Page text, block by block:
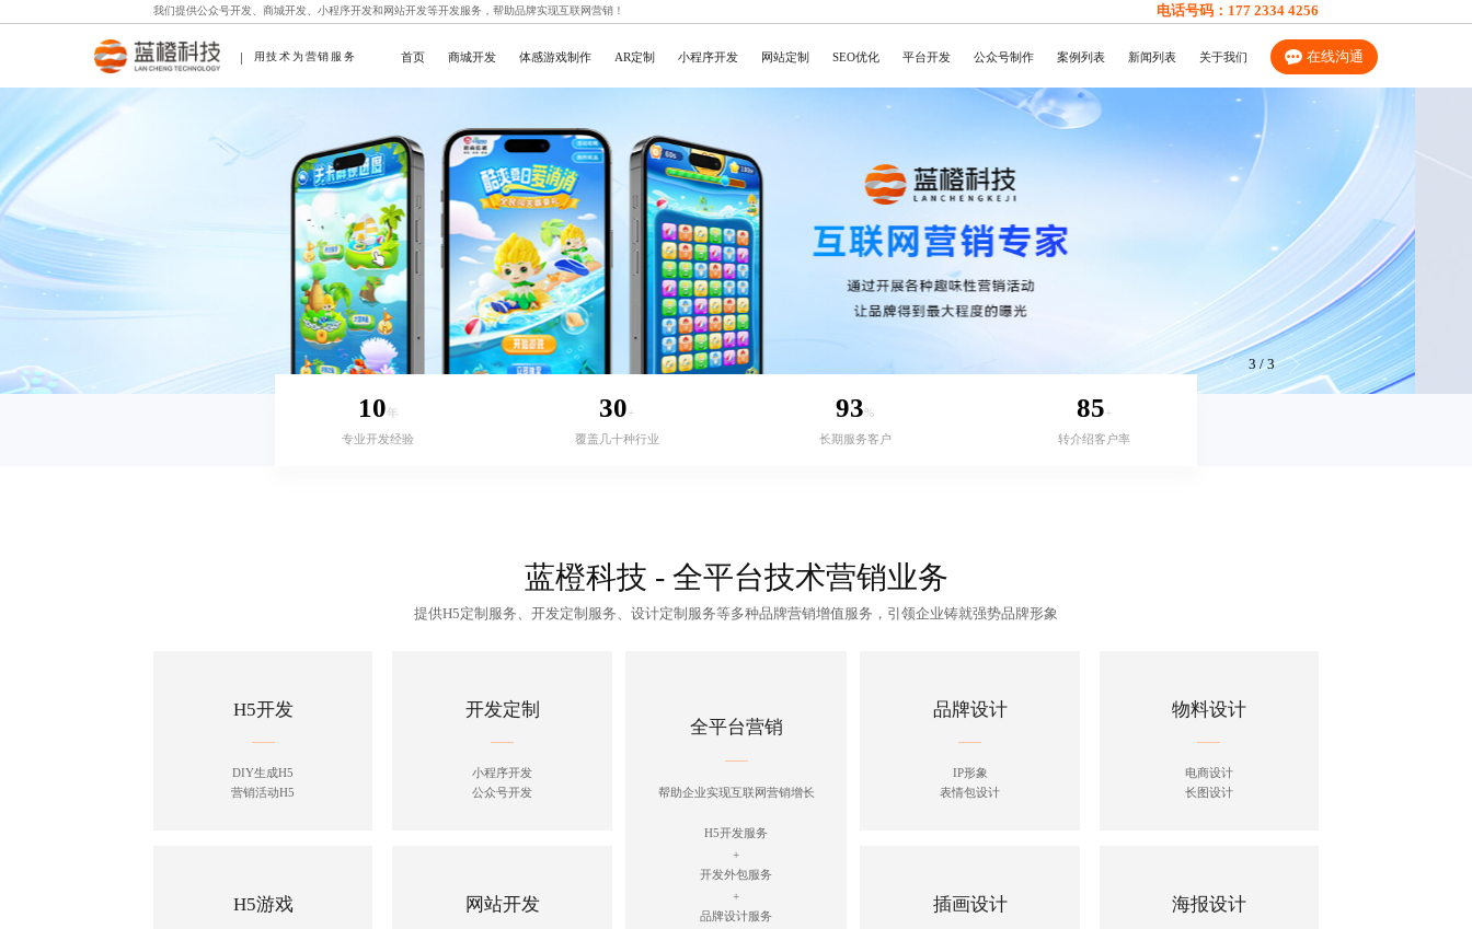
我们提供公众号开发 商城开发 小程序开发和网站开发等开发服务，帮助品牌实现互联网营销！ 电话号码： 177 2334 4256
用技术为营销服务 首页 商城开发 体感游戏制作 AR定制 小程序开发 网站定制 SEO优化 平台开发 公众号制作 案例列表 新闻列表 关于我们 在线沟通
3 /3
10年
专业开发经验
30+
覆盖几十种行业
93%
长期服务客户
85+
转介绍客户率
蓝橙科技 - 全平台技术营销业务
提供H5定制服务、开发定制服务、设计定制服务等多种品牌营销增值服务，引领企业铸就强势品牌形象
H5开发
DIY生成H5
营销活动H5
开发定制
小程序开发
公众号开发
H5游戏 网站开发
全平台营销
帮助企业实现互联网营销增长
H5开发服务
+
开发外包服务
+
品牌设计服务
品牌设计
IP形象
表情包设计
物料设计
电商设计
长图设计
插画设计 海报设计